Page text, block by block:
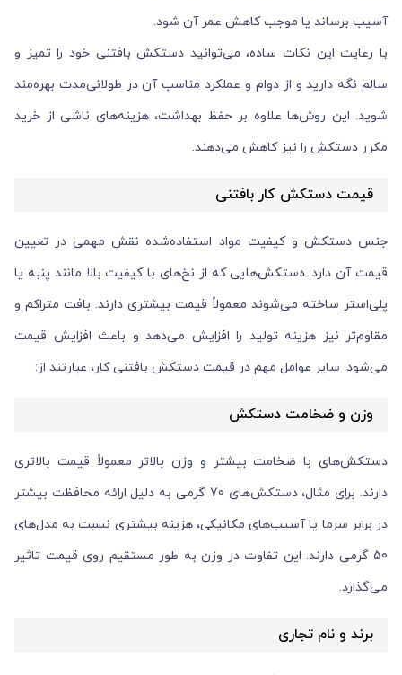
آسیب برساند یا موجب کاهش عمر آن شود.
با رعایت این نکات ساده، می‌توانید دستکش بافتنی خود را تمیز و
سالم نگه دارید و از دوام و عملکرد مناسب آن در طولانی‌مدت بهره‌مند
شوید. این روش‌ها علاوه بر حفظ بهداشت، هزینه‌های ناشی از خرید
مکرر دستکش را نیز کاهش می‌دهند.
قیمت دستکش کار بافتنی
جنس دستکش و کیفیت مواد استفاده‌شده نقش مهمی در تعیین
قیمت آن دارد. دستکش‌هایی که از نخ‌های با کیفیت بالا مانند پنبه یا
پلی‌استر ساخته می‌شوند معمولاً قیمت بیشتری دارند. بافت متراکم و
مقاوم‌تر نیز هزینه تولید را افزایش می‌دهد و باعث افزایش قیمت
می‌شود. سایر عوامل مهم در قیمت دستکش بافتنی کار، عبارتند از:
وزن و ضخامت دستکش
دستکش‌های با ضخامت بیشتر و وزن بالاتر معمولاً قیمت بالاتری
دارند. برای مثال، دستکش‌های 70 گرمی به دلیل ارائه محافظت بیشتر
در برابر سرما یا آسیب‌های مکانیکی، هزینه بیشتری نسبت به مدل‌های
50 گرمی دارند. این تفاوت در وزن به طور مستقیم روی قیمت تاثیر
می‌گذارد.
برند و نام تجاری